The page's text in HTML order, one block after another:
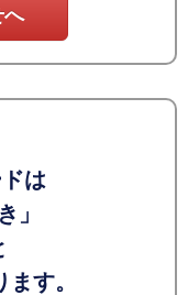
は
」
す。